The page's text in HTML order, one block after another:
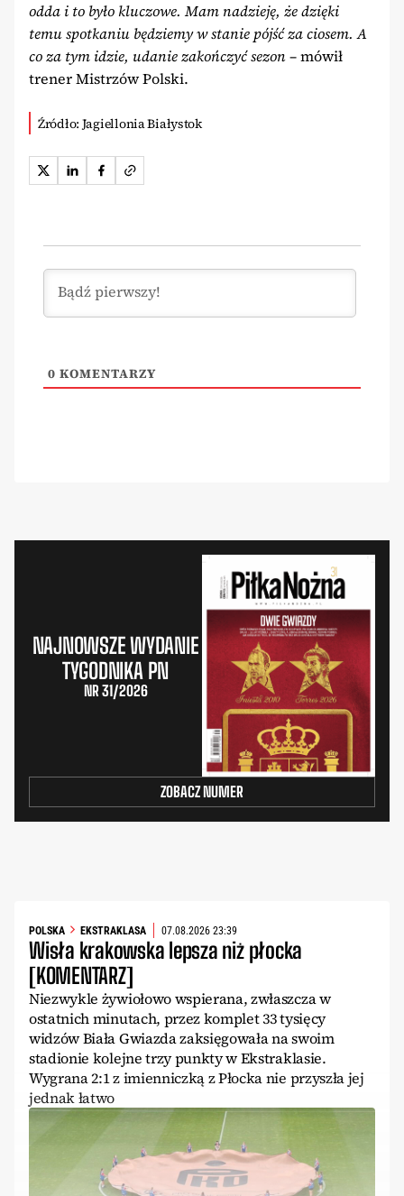
odda i to było kluczowe. Mam nadzieję, że dzięki
temu spotkaniu będziemy w stanie pójść za ciosem. A
co za tym idzie, udanie zakończyć sezon– mówił
trener Mistrzów Polski.
Źródło: Jagiellonia Białystok
0 KOMENTARZY
NAJNOWSZE WYDANIE
TYGODNIKA PN
NR 31/2026
ZOBACZ NUMER
POLSKA EKSTRAKLASA 07.08.2026 23:39
Wisła krakowska lepsza niż płocka
[KOMENTARZ]
Niezwykle żywiołowo wspierana, zwłaszcza w
ostatnich minutach, przez komplet 33 tysięcy
widzów Biała Gwiazda zaksięgowała na swoim
stadionie kolejne trzy punkty w Ekstraklasie.
Wygrana 2:1 z imienniczką z Płocka nie przyszła jej
jednak łatwo